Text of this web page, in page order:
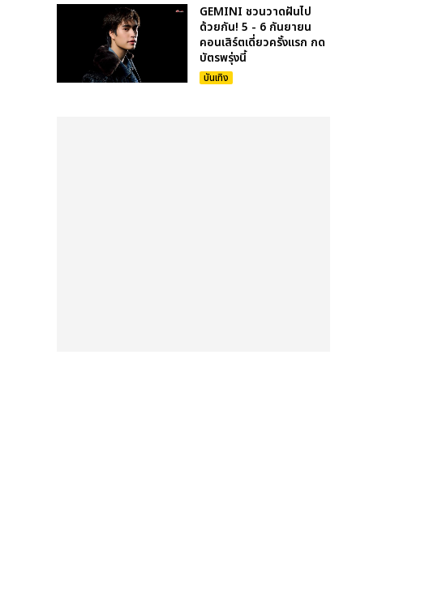
GEMINI ชวนวาดฝันไป
ด้วยกัน! 5 - 6 กันยายน
คอนเสิร์ตเดี่ยวครั้งแรก กด
บัตรพรุ่งนี้
บันเทิง